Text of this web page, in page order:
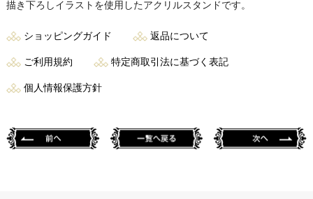
描き下ろしイラストを使用したアクリルスタンドです。
ショッピングガイド 返品について
ご利用規約 特定商取引法に基づく表記
個人情報保護方針